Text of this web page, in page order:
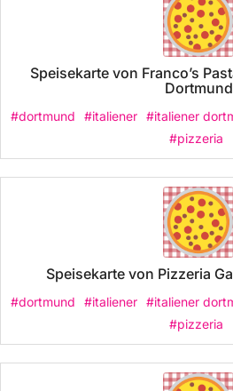
Speisekarte von Franco’s
Dortmund
#dortmund #italiener #italiener
#pizzeria
Speisekarte von Pizzeria
#dortmund #italiener #italiener
#pizzeria